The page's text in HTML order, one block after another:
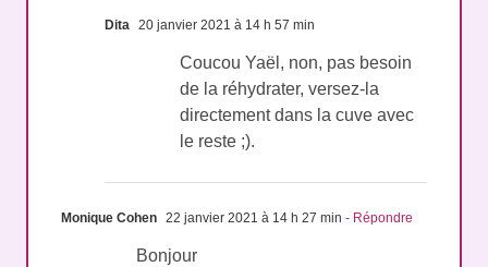
Dita 20 janvier 2021 à 14 h 57 min
Coucou Yaël, non, pas besoin
de la réhydrater, versez-la
directement dans la cuve avec
le reste ;).
Monique Cohen 22 janvier 2021 à 14 h 27 min - Répondre
Bonjour